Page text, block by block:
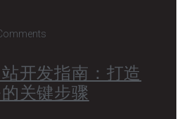
开发指南：打造
关键步骤